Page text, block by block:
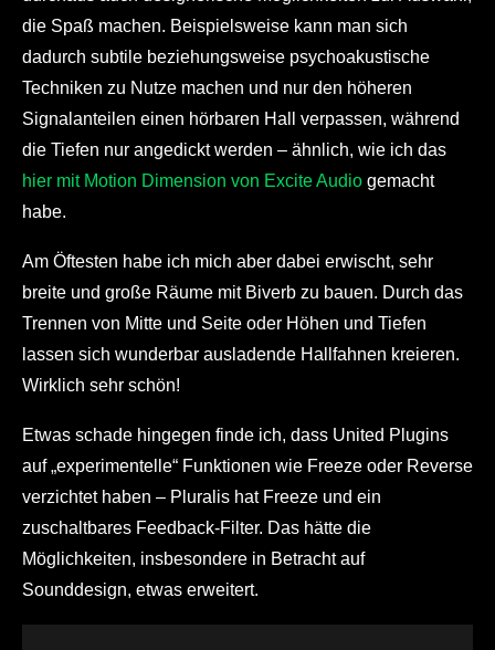
die Spaß machen. Beispielsweise kann man sich
dadurch subtile beziehungsweise psychoakustische
Techniken zu Nutze machen und nur den höheren
Signalanteilen einen hörbaren Hall verpassen, während
die Tiefen nur angedickt werden – ähnlich, wie ich das
hier mit Motion Dimension von Excite Audio gemacht
habe.
Am Öftesten habe ich mich aber dabei erwischt, sehr
breite und große Räume mit Biverb zu bauen. Durch das
Trennen von Mitte und Seite oder Höhen und Tiefen
lassen sich wunderbar ausladende Hallfahnen kreieren.
Wirklich sehr schön!
Etwas schade hingegen finde ich, dass United Plugins
auf „experimentelle“ Funktionen wie Freeze oder Reverse
verzichtet haben – Pluralis hat Freeze und ein
zuschaltbares Feedback-Filter. Das hätte die
Möglichkeiten, insbesondere in Betracht auf
Sounddesign, etwas erweitert.